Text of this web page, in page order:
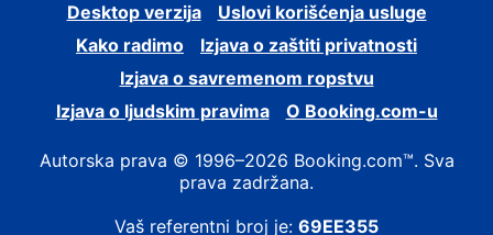
Desktop verzija
Uslovi korišćenja usluge
Kako radimo
Izjava o zaštiti privatnosti
Izjava o savremenom ropstvu
Izjava o ljudskim pravima
О Booking.com-u
Autorska prava © 1996–2026 Booking.com™. Sva
prava zadržana.
Vaš referentni broj je: 69EE355